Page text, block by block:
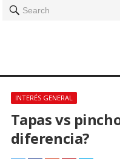
Search
INTERÉS GENERAL
Tapas vs
diferencia?